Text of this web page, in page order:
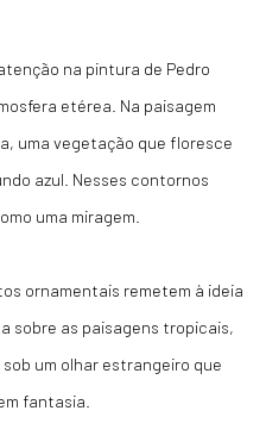
na pintura de Pedro
etérea. Na paisagem
uma vegetação que floresce
azul. Nesses contornos
uma miragem.
ornamentais remetem à ideia
sobre as paisagens tropicais,
um olhar estrangeiro que
fantasia.